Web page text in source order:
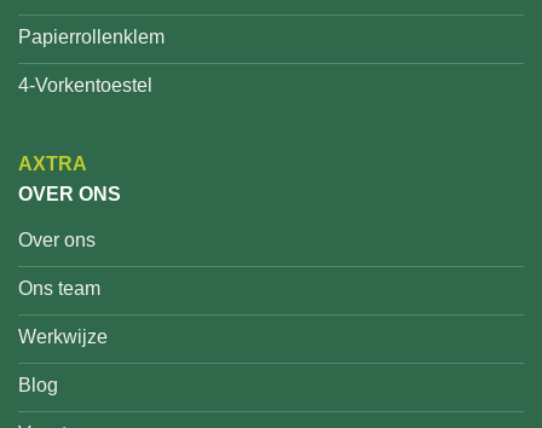
Papierrollenklem
4-Vorkentoestel
AXTRA
OVER ONS
Over ons
Ons team
Werkwijze
Blog